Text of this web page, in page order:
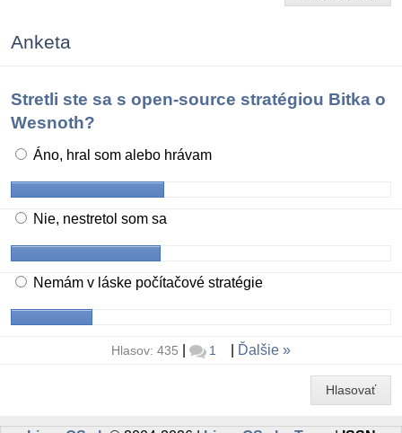
Anketa
Stretli ste sa s open-source stratégiou Bitka o
Wesnoth?
Áno, hral som alebo hrávam
Nie, nestretol som sa
Nemám v láske počítačové stratégie
Hlasov: 435 1 Ďalšie
Hlasovať